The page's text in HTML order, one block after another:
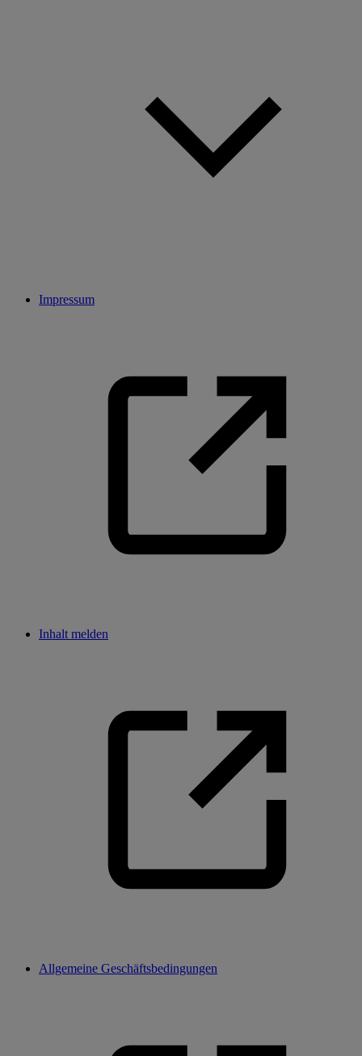
Impressum
Inhalt melden
Allgemeine Geschäftsbedingungen